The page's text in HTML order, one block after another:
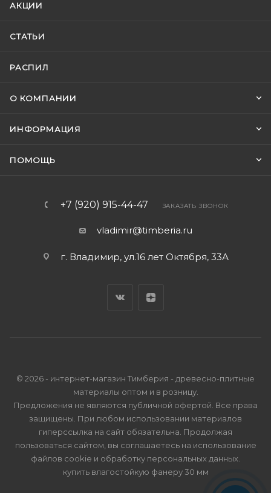
АКЦИИ
СТАТЬИ
РАСПИЛ
О КОМПАНИИ
ИНФОРМАЦИЯ
ПОМОЩЬ
+7 (920) 915-44-47 ЗАКАЗАТЬ ЗВОНОК
vladimir@timberia.ru
г. Владимир, ул.16 лет Октября, 33А
© 2026 - интернет-магазин Тимберия - древесно-плитные
материалы оптом и в розницу.
Предложения не являются публичной офертой. Все права
защищены. При любом использовании материалов
гиперссылка на сайт обязательна. Продолжая
пользоваться сайтом, вы соглашаетесь на использование
файлов cookie и обработку персональных данных
купить влагостойкую фанеру 30 мм